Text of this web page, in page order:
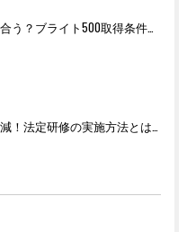
今からでも間に合う？ブライト500取得条件をわかりやすく解説
現場の負担を軽減！法定研修の実施方法とは？